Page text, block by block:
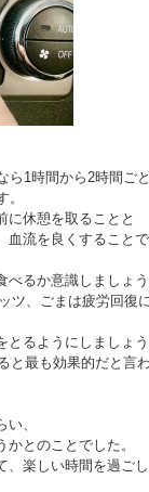
ら1時間から2時間ご
に休憩を取ることと
血流を良くすること
べるか意識しましょ
ツ、ごまは疲労回復
とるようにしましょ
と最も効果的だと言
、
とのことでした。
、楽しい時間を過ご